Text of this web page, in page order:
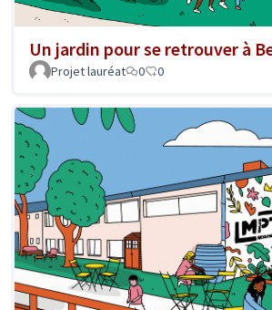
Un jardin pour se retrouver à
Projet lauréat 0 0